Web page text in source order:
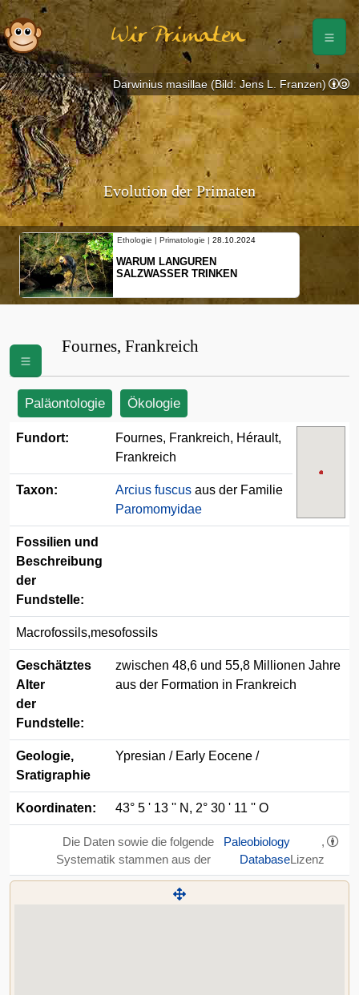
Wir Primaten
Evolution der Primaten
Ethologie | Primatologie | 28.10.2024
WARUM LANGUREN
SALZWASSER TRINKEN
Darwinius masillae (Bild: Jens L. Franzen)
Fournes, Frankreich
Paläontologie Ökologie
Fundort:
Fournes, Frankreich, Hérault,
Frankreich
Taxon: Arcius fuscus aus der Familie
Paromomyidae
Fossilien und
Beschreibung
der
Fundstelle:
Macrofossils,mesofossils
Geschätztes
Alter
der
Fundstelle:
zwischen 48,6 und 55,8 Millionen Jahre
aus der Formation in Frankreich
Geologie,
Sratigraphie
Ypresian / Early Eocene /
Koordinaten: 43° 5 ' 13 '' N, 2° 30 ' 11 '' O
Die Daten sowie die folgende
Systematik stammen aus der
Paleobiology
Database
,
Lizenz